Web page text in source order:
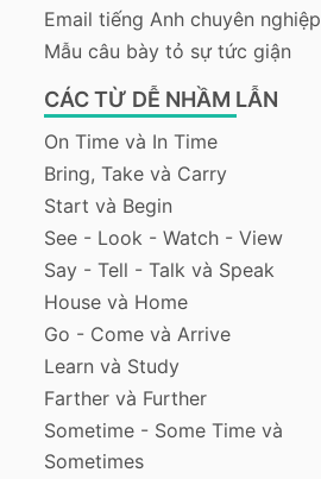
Email tiếng Anh chuyên nghiệp
Mẫu câu bày tỏ sự tức giận
CÁC TỪ DỄ NHẦM LẪN
On Time và In Time
Bring, Take và Carry
Start và Begin
See - Look - Watch - View
Say - Tell - Talk và Speak
House và Home
Go - Come và Arrive
Learn và Study
Farther và Further
Sometime - Some Time và
Sometimes